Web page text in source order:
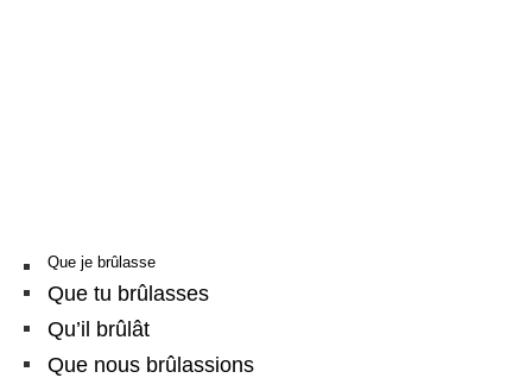
Que je brûlasse
Que tu brûlasses
Qu’il brûlât
Que nous brûlassions